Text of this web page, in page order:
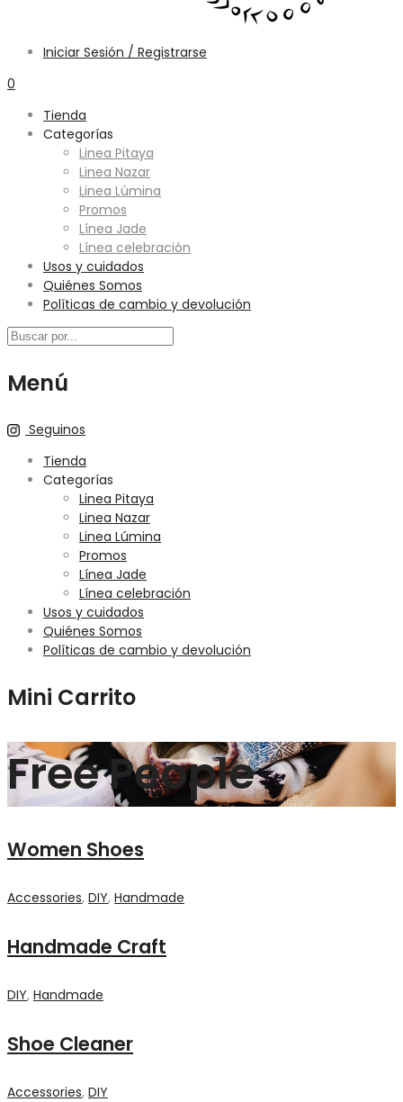
Iniciar Sesión / Registrarse
0
Tienda
Categorías
Linea Pitaya
Linea Nazar
Linea Lúmina
Promos
Línea Jade
Línea celebración
Usos y cuidados
Quiénes Somos
Políticas de cambio y devolución
Menú
Seguinos
Tienda
Categorías
Linea Pitaya
Linea Nazar
Linea Lúmina
Promos
Línea Jade
Línea celebración
Usos y cuidados
Quiénes Somos
Políticas de cambio y devolución
Mini Carrito
Free People
Women Shoes
Accessories, DIY, Handmade
Handmade Craft
DIY, Handmade
Shoe Cleaner
Accessories, DIY